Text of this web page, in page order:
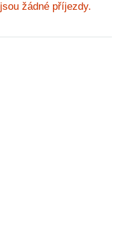
žádné příjezdy.